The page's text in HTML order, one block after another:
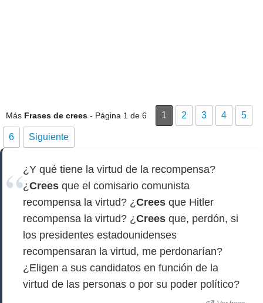
Más Frases de crees - Página 1 de 6 1 2 3 4 5
6 Siguiente
¿Y qué tiene la virtud de la recompensa?
¿Crees que el comisario comunista
recompensa la virtud? ¿Crees que Hitler
recompensa la virtud? ¿Crees que, perdón, si
los presidentes estadounidenses
recompensaran la virtud, me perdonarían?
¿Eligen a sus candidatos en función de la
virtud de las personas o por su poder político?